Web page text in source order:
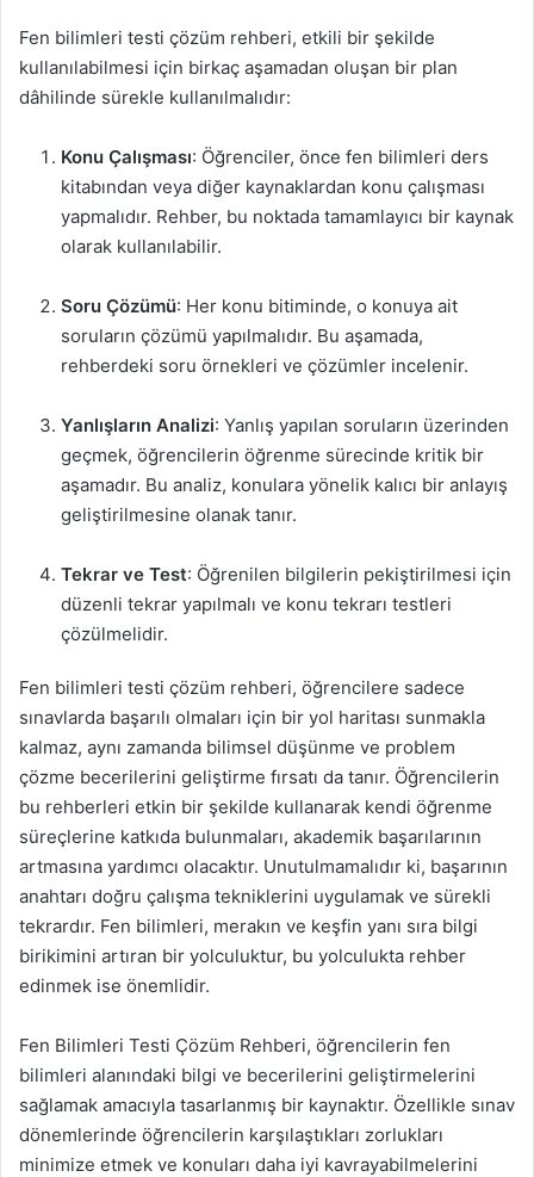
Fen bilimleri testi çözüm rehberi, etkili bir şekilde
kullanılabilmesi için birkaç aşamadan oluşan bir plan
dâhilinde sürekle kullanılmalıdır:
Konu Çalışması: Öğrenciler, önce fen bilimleri ders
kitabından veya diğer kaynaklardan konu çalışması
yapmalıdır. Rehber, bu noktada tamamlayıcı bir kaynak
olarak kullanılabilir.
Soru Çözümü: Her konu bitiminde, o konuya ait
soruların çözümü yapılmalıdır. Bu aşamada,
rehberdeki soru örnekleri ve çözümler incelenir.
Yanlışların Analizi: Yanlış yapılan soruların üzerinden
geçmek, öğrencilerin öğrenme sürecinde kritik bir
aşamadır. Bu analiz, konulara yönelik kalıcı bir anlayış
geliştirilmesine olanak tanır.
Tekrar ve Test: Öğrenilen bilgilerin pekiştirilmesi için
düzenli tekrar yapılmalı ve konu tekrarı testleri
çözülmelidir.
Fen bilimleri testi çözüm rehberi, öğrencilere sadece
sınavlarda başarılı olmaları için bir yol haritası sunmakla
kalmaz, aynı zamanda bilimsel düşünme ve problem
çözme becerilerini geliştirme fırsatı da tanır. Öğrencilerin
bu rehberleri etkin bir şekilde kullanarak kendi öğrenme
süreçlerine katkıda bulunmaları, akademik başarılarının
artmasına yardımcı olacaktır. Unutulmamalıdır ki, başarının
anahtarı doğru çalışma tekniklerini uygulamak ve sürekli
tekrardır. Fen bilimleri, merakın ve keşfin yanı sıra bilgi
birikimini artıran bir yolculuktur, bu yolculukta rehber
edinmek ise önemlidir.
Fen Bilimleri Testi Çözüm Rehberi, öğrencilerin fen
bilimleri alanındaki bilgi ve becerilerini geliştirmelerini
sağlamak amacıyla tasarlanmış bir kaynaktır. Özellikle sınav
dönemlerinde öğrencilerin karşılaştıkları zorlukları
minimize etmek ve konuları daha iyi kavrayabilmelerini